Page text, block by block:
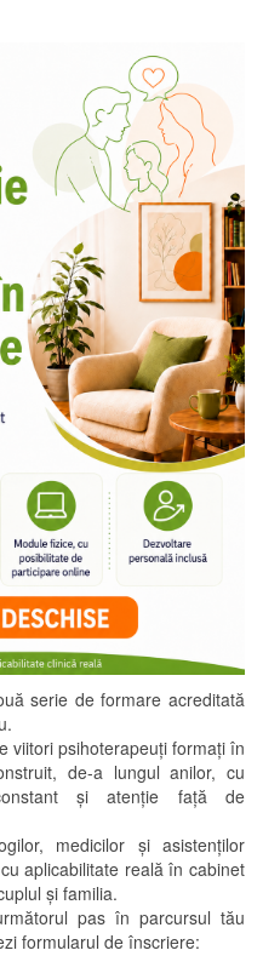
serie de formare acreditată
viitori psihoterapeuți formați în
de-a lungul anilor, cu
și atenție față de
medicilor și asistenților
aplicabilitate reală în cabinet
și familia.
pas în parcursul tău
formularul de înscriere: